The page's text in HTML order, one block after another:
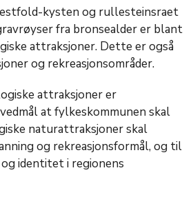
kysten og rullesteinsraet
fra bronsealder er blant
attraksjoner. Dette er også
og rekreasjonsområder.
attraksjoner er
at fylkeskommunen skal
naturattraksjoner skal
og rekreasjonsformål, og til
identitet i regionens